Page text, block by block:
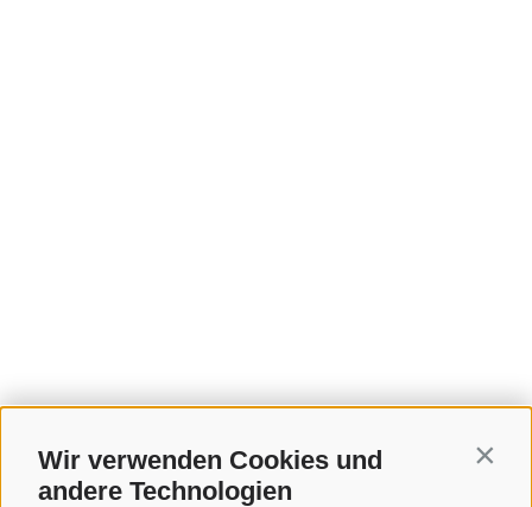
Wir verwenden Cookies und
andere Technologien